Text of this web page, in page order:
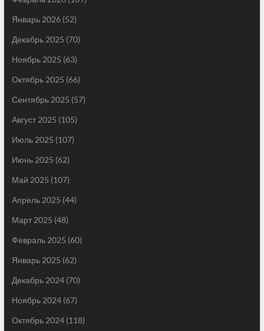
Январь 2026(52)
Декабрь 2025 (70)
Ноябрь 2025 (63)
Октябрь 2025 (66)
Сентябрь 2025 (57)
Август 2025 (105)
Июль 2025 (107)
Июнь 2025 (62)
Май 2025 (107)
Апрель 2025 (44)
Март 2025 (48)
Февраль 2025 (60)
Январь 2025 (62)
Декабрь 2024(70)
Ноябрь 2024(67)
Октябрь 2024(118)